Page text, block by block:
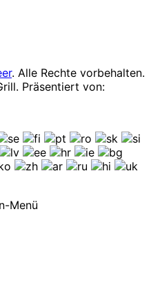
. Alle Rechte vorbehalten.
Präsentiert von: